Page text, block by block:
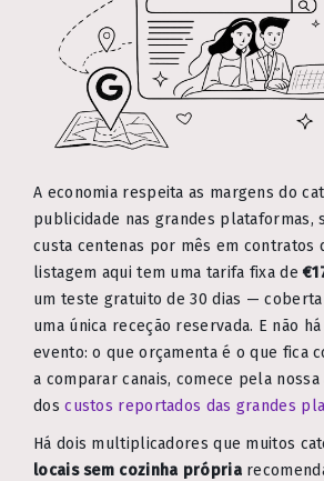
A economia respeita as margens do
publicidade nas grandes plataformas,
custa centenas por mês em contratos
listagem aqui tem uma tarifa fixa de
um teste gratuito de 30 dias —
uma única receção reservada. E não
evento: o que orçamenta é o que fica
a comparar canais, comece pela
doscustos reportados das grandes
Há dois multiplicadores que muitos
locais sem cozinha própria